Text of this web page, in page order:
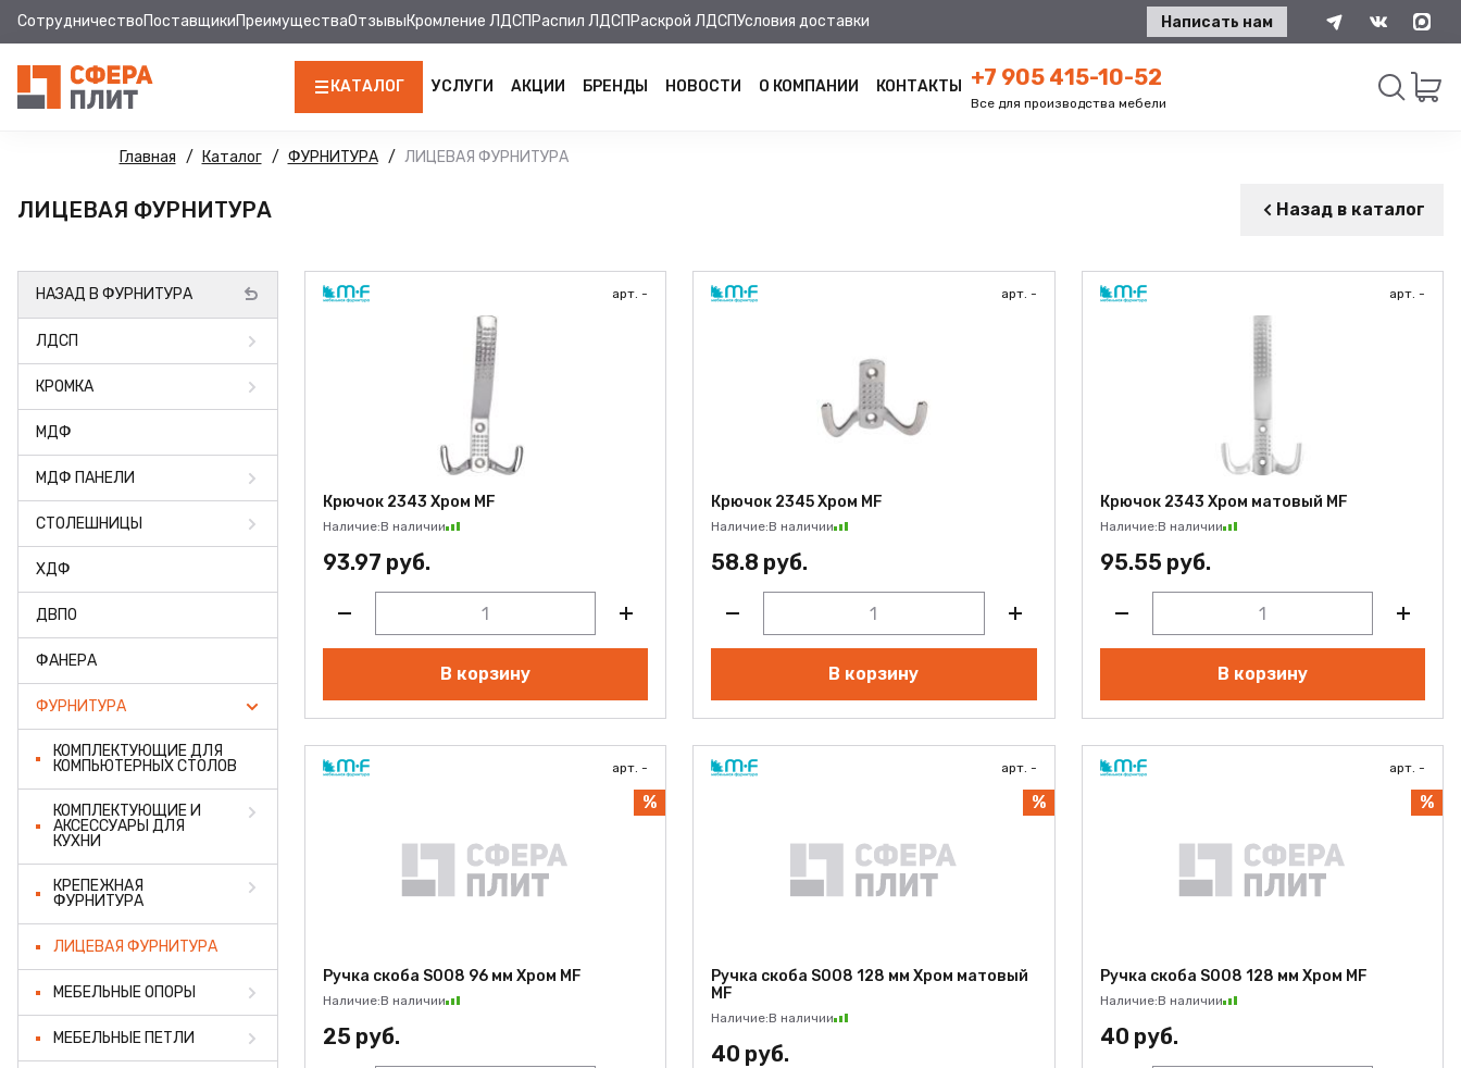
СотрудничествоПоставщикиПреимуществаОтзывыКромление ЛДСП Распил ЛДСП Раскрой ЛДСПУсловия доставки Написать нам
КАТАЛОГ
ЛДСП
МДФ ПАНЕЛИ
ФАНЕРА
УСЛУГИ АКЦИИ БРЕНДЫ НОВОСТИ О КОМПАНИИ КОНТАКТЫ +7 905 415-10-52
Все для производства мебели
Главная Каталог ФУРНИТУРА ЛИЦЕВАЯ ФУРНИТУРА
ЛИЦЕВАЯ ФУРНИТУРА Назад в каталог
НАЗАД В ФУРНИТУРА
ЛДСП
КРОМКА
МДФ
МДФ ПАНЕЛИ
СТОЛЕШНИЦЫ
ХДФ
ДВПО
ФАНЕРА
ФУРНИТУРА
КОМПЛЕКТУЮЩИЕ ДЛЯ
КОМПЬЮТЕРНЫХ СТОЛОВ
КОМПЛЕКТУЮЩИЕ И
АКСЕССУАРЫ ДЛЯ
КУХНИ
КРЕПЕЖНАЯ
ФУРНИТУРА
ЛИЦЕВАЯ ФУРНИТУРА
МЕБЕЛЬНЫЕ ОПОРЫ
МЕБЕЛЬНЫЕ ПЕТЛИ
арт. -
Крючок 2343 Хром MF
Наличие:В наличии
93.97 руб.
В корзину
арт. -
Крючок 2345 Хром MF
Наличие:В наличии
58.8 руб.
В корзину
арт. -
Крючок 2343 Хром матовый MF
Наличие:В наличии
95.55 руб.
В корзину
арт. -
%
Ручка скоба S008 96 мм Хром MF
Наличие:В наличии
25 руб.
арт. -
%
Ручка скоба S008 128 мм Хром матовый
MF
Наличие:В наличии
40 руб.
арт. -
%
Ручка скоба S008 128 мм Хром MF
Наличие:В наличии
40 руб.